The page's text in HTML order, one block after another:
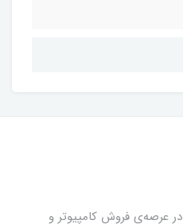
فروشگاه کوشا سیستم، از سال 97 در عرصه‌ی فروش کامپیوتر و